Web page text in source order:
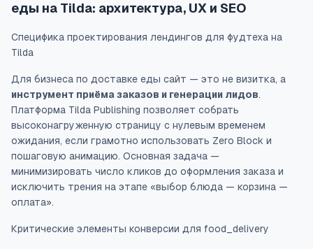
еды на Tilda: архитектура, UX и SEO
Специфика проектирования лендингов для фудтеха на
Tilda
Для бизнеса по доставке еды сайт — это не визитка, а
инструмент приёма заказов и генерации лидов.
Платформа Tilda Publishing позволяет собрать
высоконагруженную страницу с нулевым временем
ожидания, если грамотно использовать Zero Block и
пошаговую анимацию. Основная задача —
минимизировать число кликов до оформления заказа и
исключить трения на этапе «выбор блюда — корзина —
оплата».
Критические элементы конверсии для food_delivery